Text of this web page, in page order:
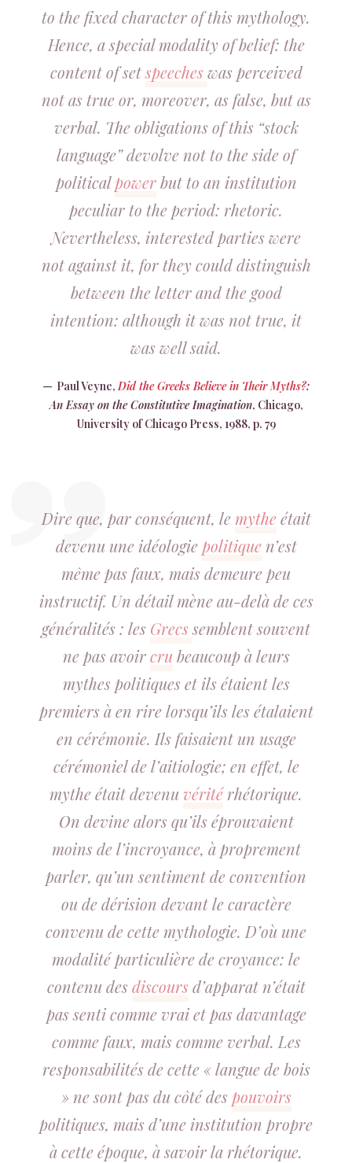
to the fixed character of this mythology.
Hence, a special modality of belief: the
content of setspeecheswas perceived
not as true or, moreover, as false, but as
verbal. The obligations of this “stock
language” devolve not to the side of
politicalpowerbut to an institution
peculiar to the period: rhetoric.
Nevertheless, interested parties were
not against it, for they could distinguish
between the letter and the good
intention: although it was not true, it
was well said.
Paul Veyne,Did the Greeks Believe in Their Myths?:
An Essay on the Constitutive Imagination, Chicago,
University of Chicago Press, 1988, p. 79
Dire que, par conséquent, le mytheétait
devenu une idéologiepolitiquen’est
même pas faux, mais demeure peu
instructif. Un détail mène au-delà de ces
généralités : les Grecssemblent souvent
ne pas avoircrubeaucoup à leurs
mythes politiques et ils étaient les
premiers à en rire lorsqu’ils les étalaient
en cérémonie. Ils faisaient un usage
cérémoniel de l’aitiologie; en effet, le
mythe était devenuvéritérhétorique.
On devine alors qu’ils éprouvaient
moins de l’incroyance, à proprement
parler, qu’un sentiment de convention
ou de dérision devant le caractère
convenu de cette mythologie. D’où une
modalité particulière de croyance: le
contenu desdiscoursd’apparat n’était
pas senti comme vrai et pas davantage
comme faux, mais comme verbal. Les
responsabilités de cette « langue de bois
» ne sont pas du côté despouvoirs
politiques, mais d’une institution propre
à cette époque, à savoir la rhétorique.